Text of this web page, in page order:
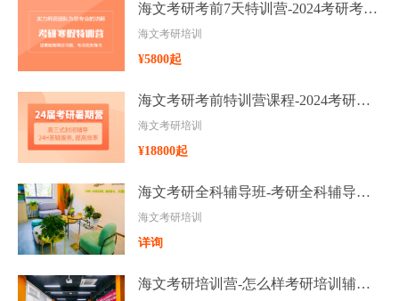
海文考研考前7天特训营-2024考研考前冲刺集训营
海文考研培训
¥5800起
海文考研考前特训营课程-2024考研考前特训班集训
海文考研培训
¥18800起
海文考研全科辅导班-考研全科辅导封闭集训
海文考研培训
详询
海文考研培训营-怎么样考研培训辅导集训班课程